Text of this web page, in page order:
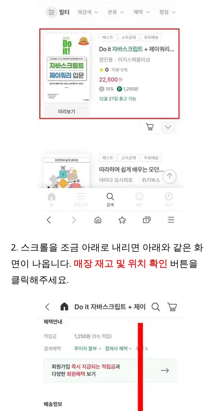
2. 스크롤을 조금 아래로 내리면 아래와 같은 화
면이 나옵니다. 매장 재고 및 위치 확인 버튼을
클릭해주세요.